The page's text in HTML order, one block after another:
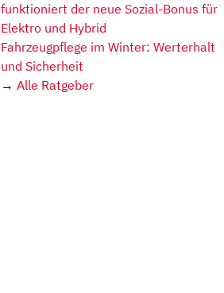
funktioniert der neue Sozial-Bonus für
Elektro und Hybrid
Fahrzeugpflege im Winter: Werterhalt
und Sicherheit
→ Alle Ratgeber